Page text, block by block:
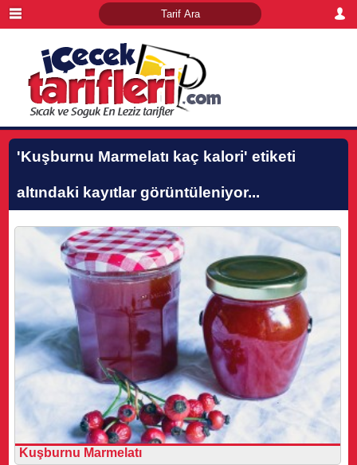
'Kuşburnu Marmelatı kaç kalori' etiketi
altındaki kayıtlar görüntüleniyor...
Kuşburnu Marmelatı